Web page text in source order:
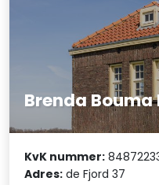
Brenda
KvK nummer:
Adres: de Fjord 37